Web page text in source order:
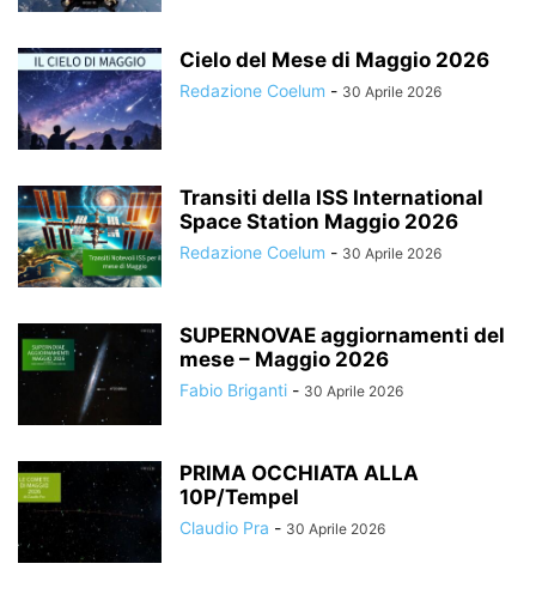
Cielo del Mese di Maggio 2026
Redazione Coelum - 30 Aprile 2026
Transiti della ISS International
Space Station Maggio 2026
Redazione Coelum - 30 Aprile 2026
SUPERNOVAE aggiornamenti del
mese – Maggio 2026
Fabio Briganti - 30 Aprile 2026
PRIMA OCCHIATA ALLA
10P/Tempel
Claudio Pra - 30 Aprile 2026